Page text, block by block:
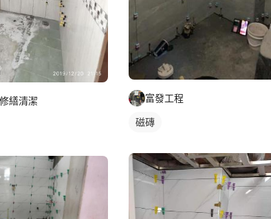
繕清潔 富發工程
磁磚